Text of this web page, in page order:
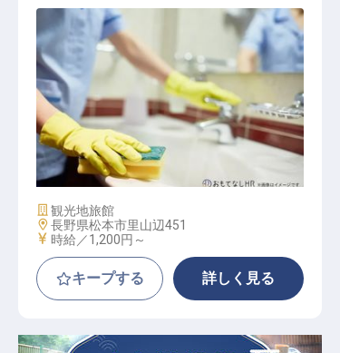
客室清掃
施設業態
観光地旅館
勤務地
長野県松本市里山辺451
給与
時給／1,200円～
キープする 詳しく見る